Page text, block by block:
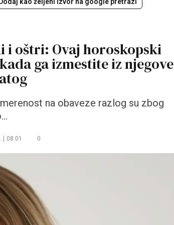
i oštri: Ovaj horoskopski
ga izmestite iz njegove
na obaveze razlog su zbog
08:01 0